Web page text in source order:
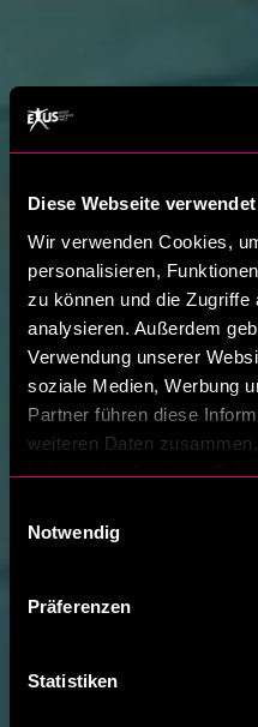
Diese Webseite
Wir verwenden Cookies,
personalisieren,
zu können und die
analysieren. Außerdem
Verwendung unserer
soziale Medien, Werbung
Partner führen diese
weiteren Daten
haben oder die sie im
Notwendig
Präferenzen
Statistiken